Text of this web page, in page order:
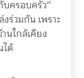
บครอบครัว”
ร่วมกัน เพราะ
นใกล้เคียง
ได้